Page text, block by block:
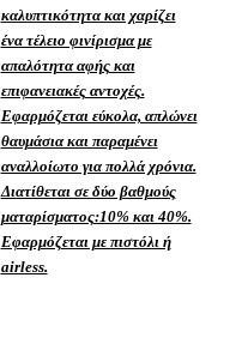
καλυπτικότητα και χαρίζει
ένα τέλειο φινίρισμα με
απαλότητα αφής και
επιφανειακές αντοχές.
Εφαρμόζεται εύκολα, απλώνει
θαυμάσια και παραμένει
αναλλοίωτο για πολλά χρόνια.
Διατίθεται σε δύο βαθμούς
ματαρίσματος:10% και 40%.
Εφαρμόζεται με πιστόλι ή
airless.